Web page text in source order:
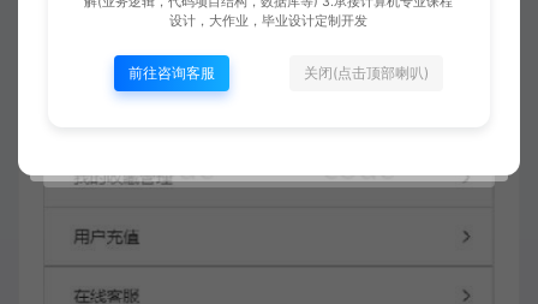
设计，大作业，毕业设计定制开发
前往咨询客服 关闭(点击顶部喇叭)